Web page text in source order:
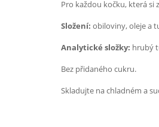
Pro každou kočku, která si
Složení: obiloviny, oleje a
Analytické složky: hrubý
Bez přidaného cukru.
Skladujte na chladném a